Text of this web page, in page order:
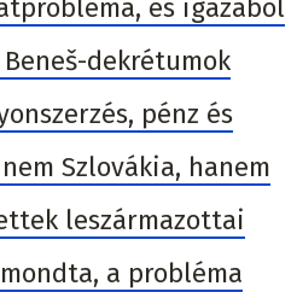
és igazából
dekrétumok
pénz és
Szlovákia, hanem
leszármazottai
a probléma